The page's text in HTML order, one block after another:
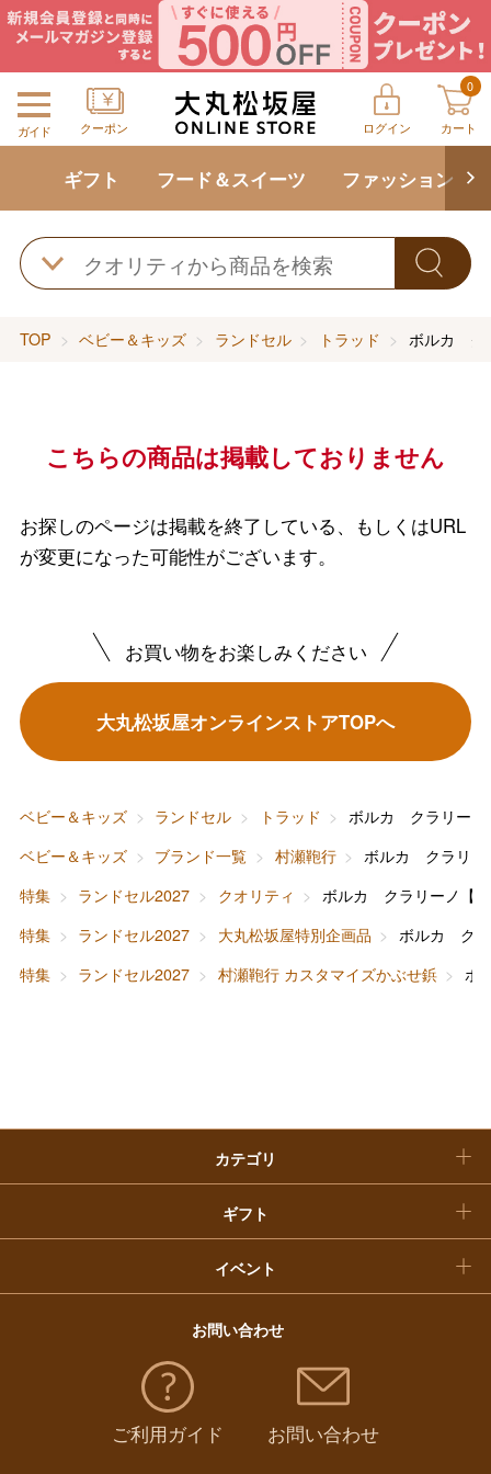
ガイド クーポン ログイン
0
カート
ギフト フード＆スイーツ ファッション
TOP ベビー＆キッズ ランドセル トラッド ボルカ ク
こちらの商品は掲載しておりません
お探しのページは掲載を終了している、もしくはURL
が変更になった可能性がございます。
お買い物をお楽しみください
大丸松坂屋オンラインストアTOPへ
ベビー＆キッズ ランドセル トラッド
ボルカ クラリーノ
ベビー＆キッズ
ブランド一覧 村瀬鞄行
ボルカ クラリー
特集
ランドセル2027 クオリティ
ボルカ クラリーノ【
特集
ランドセル2027 大丸松坂屋特別企画品
ボルカ クラ
特集
ランドセル2027 村瀬鞄行 カスタマイズかぶせ鋲 ボ
カテゴリ
ビューティー
ファッション
ホーム＆インテリア
ベビー＆キッズ
ギフト
大丸・松坂屋のギフト
出産内祝い
結婚内祝い
お香典返し
快気祝い
イベント
バレンタインチョコレート
ホワイトデー
父の日
お中元
敬老の日
福袋
お問い合わせ
ご利用ガイド お問い合わせ